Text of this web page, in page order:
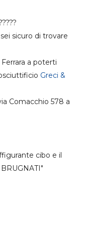
sei sicuro di trovare
a poterti
Greci &
Comacchio 578 a